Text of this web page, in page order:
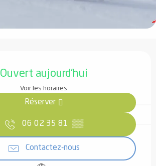
Ouvert aujourd'hui
Voir les horaires
Réserver
06 02 35 81 ▒▒
Contactez-nous